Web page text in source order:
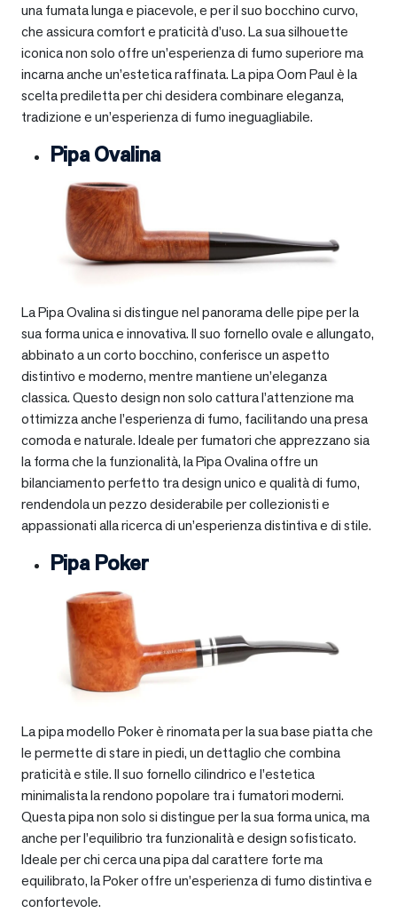
una fumata lunga e piacevole, e per il suo bocchino curvo,
che assicura comfort e praticità d’uso. La sua silhouette
iconica non solo offre un’esperienza di fumo superiore ma
incarna anche un’estetica raffinata. La pipa Oom Paul è la
scelta prediletta per chi desidera combinare eleganza,
tradizione e un’esperienza di fumo ineguagliabile.
Pipa Ovalina
La Pipa Ovalina si distingue nel panorama delle pipe per la
sua forma unica e innovativa. Il suo fornello ovale e allungato,
abbinato a un corto bocchino, conferisce un aspetto
distintivo e moderno, mentre mantiene un’eleganza
classica. Questo design non solo cattura l’attenzione ma
ottimizza anche l’esperienza di fumo, facilitando una presa
comoda e naturale. Ideale per fumatori che apprezzano sia
la forma che la funzionalità, la Pipa Ovalina offre un
bilanciamento perfetto tra design unico e qualità di fumo,
rendendola un pezzo desiderabile per collezionisti e
appassionati alla ricerca di un’esperienza distintiva e di stile.
Pipa Poker
La pipa modello Poker è rinomata per la sua base piatta che
le permette di stare in piedi, un dettaglio che combina
praticità e stile. Il suo fornello cilindrico e l’estetica
minimalista la rendono popolare tra i fumatori moderni.
Questa pipa non solo si distingue per la sua forma unica, ma
anche per l’equilibrio tra funzionalità e design sofisticato.
Ideale per chi cerca una pipa dal carattere forte ma
equilibrato, la Poker offre un’esperienza di fumo distintiva e
confortevole.